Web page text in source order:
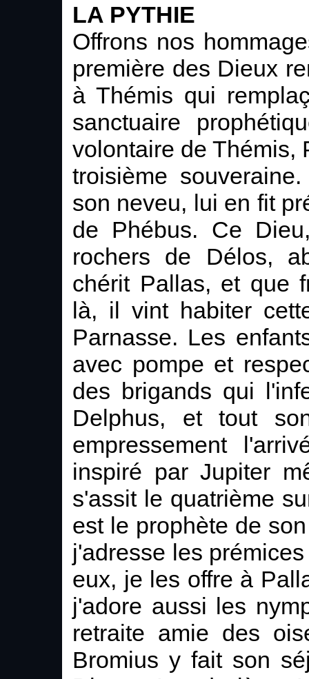
LA PYTHIE
Offrons nos
première des Dieux
à Thémis qui
sanctuaire
volontaire de Thémis,
troisième
son neveu, lui en fit
de Phébus. Ce
rochers de Délos,
chérit Pallas, et que
là, il vint habiter
Parnasse. Les
avec pompe et
des brigands qui
Delphus, et tout
empressement
inspiré par Jupiter
s'assit le quatrième
est le prophète de
j'adresse les
eux, je les offre à
j'adore aussi les
retraite amie des
Bromius y fait son